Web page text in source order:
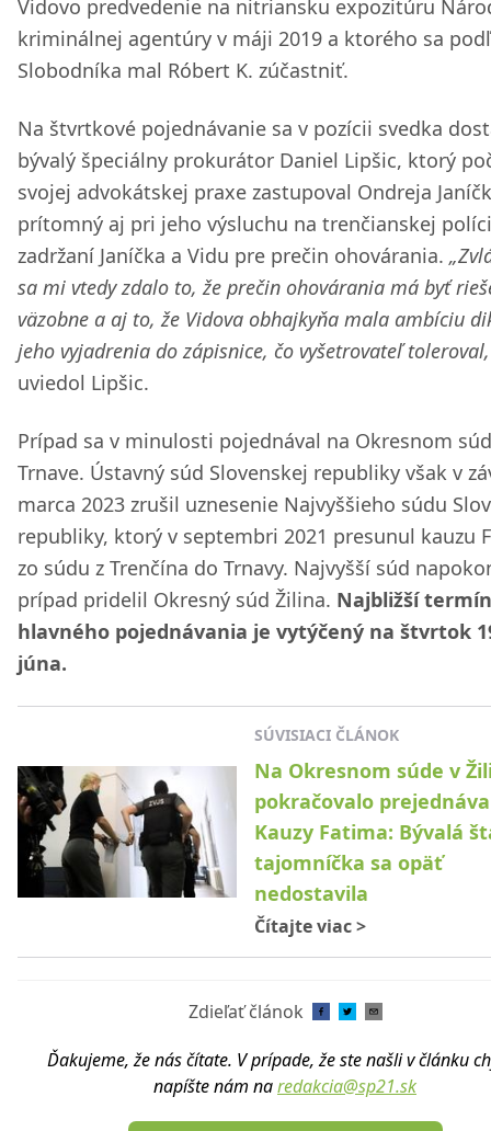
Vidovo predvedenie na nitriansku expozitúru
kriminálnej agentúry v máji 2019 a ktorého sa
Slobodníka mal Róbert K. zúčastniť.
Na štvrtkové pojednávanie sa v pozícii svedka
bývalý špeciálny prokurátor Daniel Lipšic, ktorý
svojej advokátskej praxe zastupoval Ondreja
prítomný aj pri jeho výsluchu na trenčianskej
zadržaní Janíčka a Vidu pre prečin ohovárania.
sa mi vtedy zdalo to, že prečin ohovárania má byť
väzobne a aj to, že Vidova obhajkyňa mala ambíciu
jeho vyjadrenia do zápisnice, čo vyšetrovateľ
uviedol Lipšic.
Prípad sa v minulosti pojednával na Okresnom
Trnave. Ústavný súd Slovenskej republiky však v
marca 2023 zrušil uznesenie Najvyššieho súdu
republiky, ktorý v septembri 2021 presunul kauzu
zo súdu z Trenčína do Trnavy. Najvyšší súd
prípad pridelil Okresný súd Žilina. Najbližší termín
hlavného pojednávania je vytýčený na štvrtok
júna.
SÚVISIACI ČLÁNOK
Na Okresnom súde v
pokračovalo
Kauzy Fatima: Bývalá
tajomníčka sa opäť
nedostavila
Čítajte viac>
Zdieľať článok
Ďakujeme, že nás čítate. V prípade, že ste našli v článku
napíšte nám naredakcia@sp21.sk